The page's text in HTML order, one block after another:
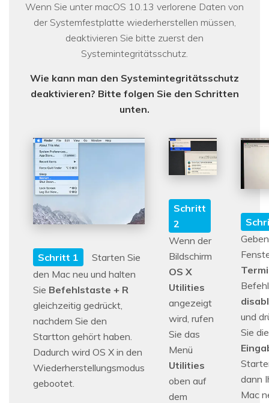
Wenn Sie unter macOS 10.13 verlorene Daten von
der Systemfestplatte wiederherstellen müssen,
deaktivieren Sie bitte zuerst den
Systemintegritätsschutz.
Wie kann man den Systemintegritätsschutz
deaktivieren? Bitte folgen Sie den Schritten
unten.
Schritt 1
Starten Sie
den Mac neu und halten
Sie Befehlstaste + R
gleichzeitig gedrückt,
nachdem Sie den
Startton gehört haben.
Dadurch wird OS X in den
Wiederherstellungsmodus
gebootet.
Schritt
2
Wenn der
Bildschirm
OS X
Utilities
angezeigt
wird, rufen
Sie das
Menü
Utilities
oben auf
dem
und
Sie die
dann
Mac